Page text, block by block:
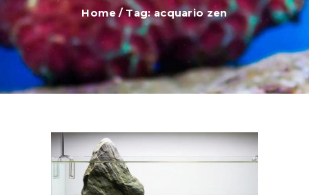
Home Tag: acquario zen